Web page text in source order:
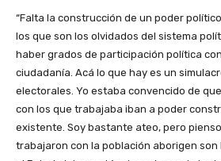
“Falta la construcción de un poder
los que son los olvidados del sistema
haber grados de participación política
ciudadanía. Acá lo que hay es un
electorales. Yo estaba convencido de
con los que trabajaba iban a poder
existente. Soy bastante ateo, pero
trabajaron con la población aborigen son